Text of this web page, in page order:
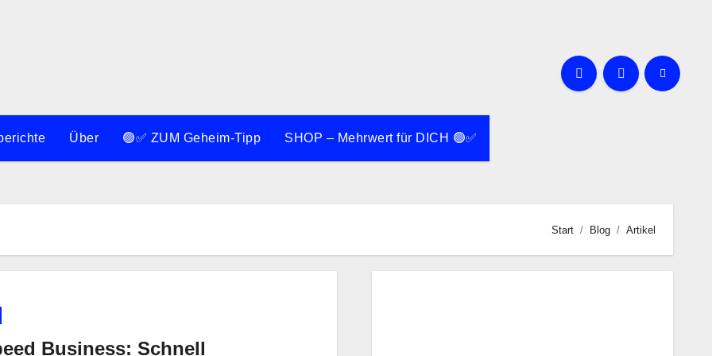
Über 🟢✅ ZUM Geheim-Tipp SHOP – Mehrwert für DICH 🟢✅
Start Blog Artikel
Business: Schnell